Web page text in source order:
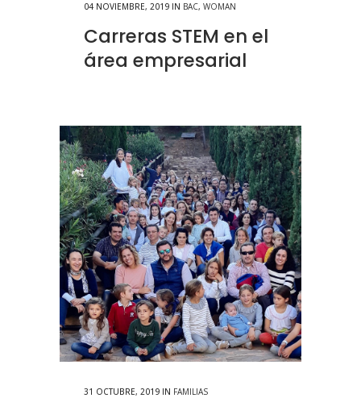
04 NOVIEMBRE, 2019 IN BAC, WOMAN
Carreras STEM en el
área empresarial
31 OCTUBRE, 2019 IN FAMILIAS